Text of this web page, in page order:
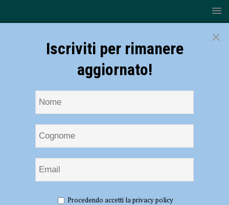
maggioranza non si ferma. Respinta la richiesta di rinvio della delibera
×
Iscriviti per rimanere
aggiornato!
Procedendo accetti la privacy policy